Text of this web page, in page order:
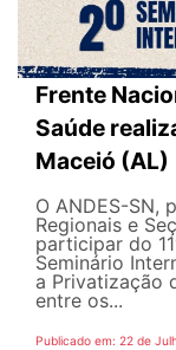
Frente
Saúde
Maceió (AL)
O ANDES-SN,
Regionais e
participar do
Seminário
a Privatização
entre os...
Publicado em: 22 de